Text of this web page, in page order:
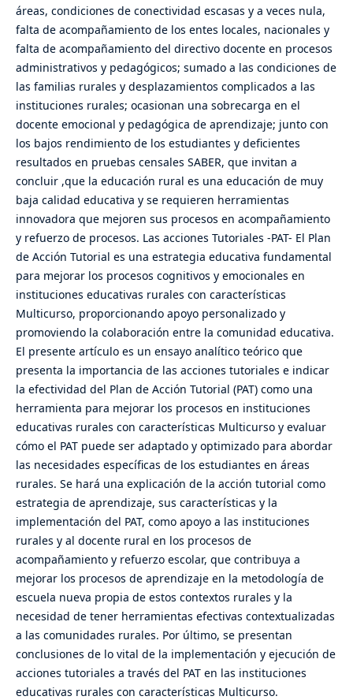
áreas, condiciones de conectividad escasas y a veces nula,
falta de acompañamiento de los entes locales, nacionales y
falta de acompañamiento del directivo docente en procesos
administrativos y pedagógicos; sumado a las condiciones de
las familias rurales y desplazamientos complicados a las
instituciones rurales; ocasionan una sobrecarga en el
docente emocional y pedagógica de aprendizaje; junto con
los bajos rendimiento de los estudiantes y deficientes
resultados en pruebas censales SABER, que invitan a
concluir ,que la educación rural es una educación de muy
baja calidad educativa y se requieren herramientas
innovadora que mejoren sus procesos en acompañamiento
y refuerzo de procesos. Las acciones Tutoriales -PAT- El Plan
de Acción Tutorial es una estrategia educativa fundamental
para mejorar los procesos cognitivos y emocionales en
instituciones educativas rurales con características
Multicurso, proporcionando apoyo personalizado y
promoviendo la colaboración entre la comunidad educativa.
El presente artículo es un ensayo analítico teórico que
presenta la importancia de las acciones tutoriales e indicar
la efectividad del Plan de Acción Tutorial (PAT) como una
herramienta para mejorar los procesos en instituciones
educativas rurales con características Multicurso y evaluar
cómo el PAT puede ser adaptado y optimizado para abordar
las necesidades específicas de los estudiantes en áreas
rurales. Se hará una explicación de la acción tutorial como
estrategia de aprendizaje, sus características y la
implementación del PAT, como apoyo a las instituciones
rurales y al docente rural en los procesos de
acompañamiento y refuerzo escolar, que contribuya a
mejorar los procesos de aprendizaje en la metodología de
escuela nueva propia de estos contextos rurales y la
necesidad de tener herramientas efectivas contextualizadas
a las comunidades rurales. Por último, se presentan
conclusiones de lo vital de la implementación y ejecución de
acciones tutoriales a través del PAT en las instituciones
educativas rurales con características Multicurso.